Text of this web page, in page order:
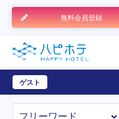
無料会員登録
ゲスト